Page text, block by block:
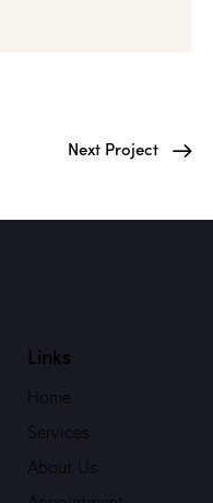
Next Project
Links
Home
Services
About Us